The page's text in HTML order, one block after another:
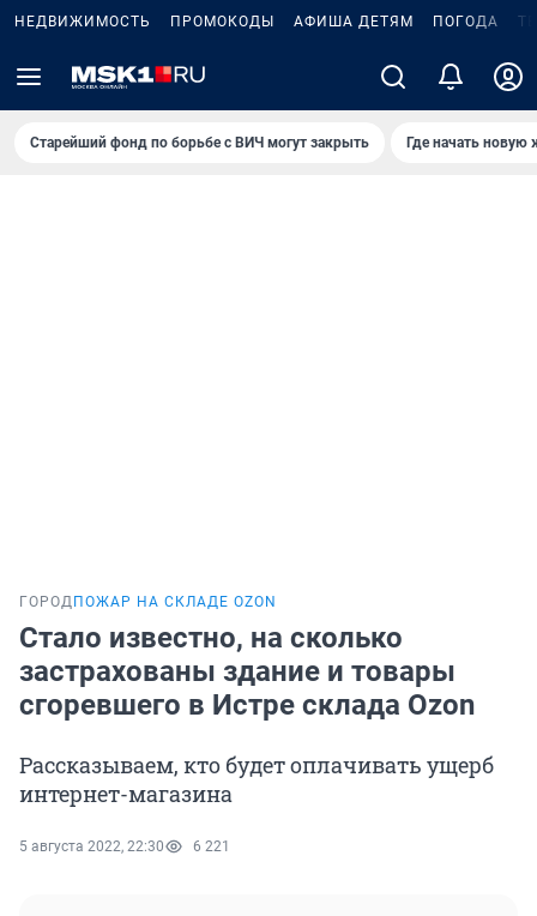
НЕДВИЖИМОСТЬ ПРОМОКОДЫ АФИША ДЕТЯМ ПОГОДА
Старейший фонд по борьбе с ВИЧ могут закрыть Где начать новую
ГОРОД ПОЖАР НА СКЛАДЕ OZON
Стало известно, на сколько
застрахованы здание и товары
сгоревшего в Истре склада Ozon
Рассказываем, кто будет оплачивать ущерб
интернет-магазина
5 августа 2022, 22:30 6 221